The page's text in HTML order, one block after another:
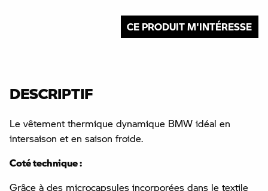
CE PRODUIT M'INTÉRESSE
DESCRIPTIF
Le vêtement thermique dynamique BMW idéal en
intersaison et en saison froide.
Coté technique :
Grâce à des microcapsules incorporées dans le textile